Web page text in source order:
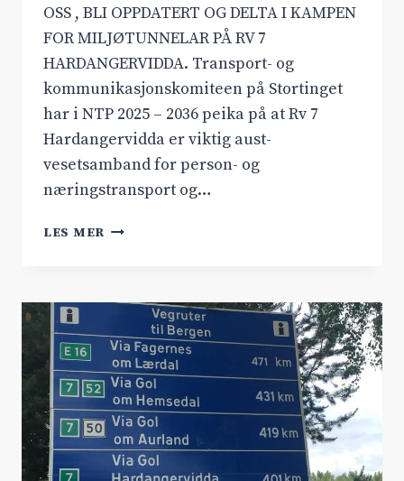
OSS , BLI OPPDATERT OG DELTA I KAMPEN
FOR MILJØTUNNELAR PÅ RV 7
HARDANGERVIDDA. Transport- og
kommunikasjonskomiteen på Stortinget
har i NTP 2025 – 2036 peika på at Rv 7
Hardangervidda er viktig aust-
vesetsamband for person- og
næringstransport og…
LES MER ARENDALSUKA